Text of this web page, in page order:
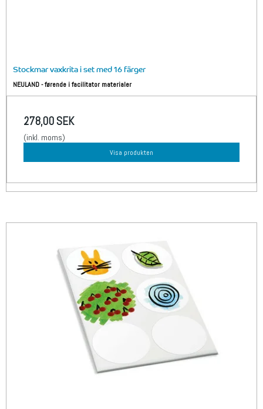
Stockmar vaxkrita i set med 16 färger
NEULAND - førende i facilitator materialer
278,00 SEK
(inkl. moms)
Visa produkten